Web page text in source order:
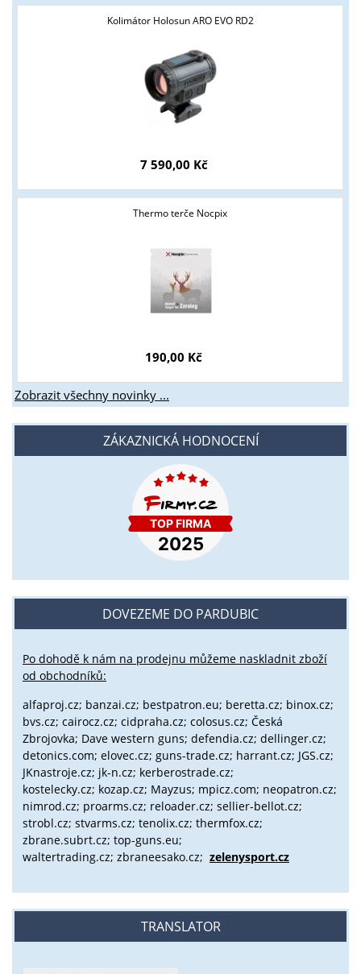
Kolimátor Holosun ARO EVO RD2
7 590,00 Kč
Thermo terče Nocpix
190,00 Kč
Zobrazit všechny novinky ...
ZÁKAZNICKÁ HODNOCENÍ
DOVEZEME DO PARDUBIC
Po dohodě k nám na prodejnu můžeme naskladnit zboží
od obchodníků:
alfaproj.cz; banzai.cz; bestpatron.eu; beretta.cz; binox.cz;
bvs.cz; cairocz.cz; cidpraha.cz; colosus.cz; Česká
Zbrojovka; Dave western guns; defendia.cz; dellinger.cz;
detonics.com; elovec.cz; guns-trade.cz; harrant.cz; JGS.cz;
JKnastroje.cz; jk-n.cz; kerberostrade.cz;
kostelecky.cz; kozap.cz; Mayzus; mpicz.com; neopatron.cz;
nimrod.cz; proarms.cz; reloader.cz; sellier-bellot.cz;
strobl.cz; stvarms.cz; tenolix.cz; thermfox.cz;
zbrane.subrt.cz; top-guns.eu;
waltertrading.cz; zbraneesako.cz; zelenysport.cz
TRANSLATOR
Tyto stránky jsou určeny pouze odborné veřejnosti od 18 let a
podnikatelům v oblasti zbraně a střelivo. Splňujete tyto
podmínky?